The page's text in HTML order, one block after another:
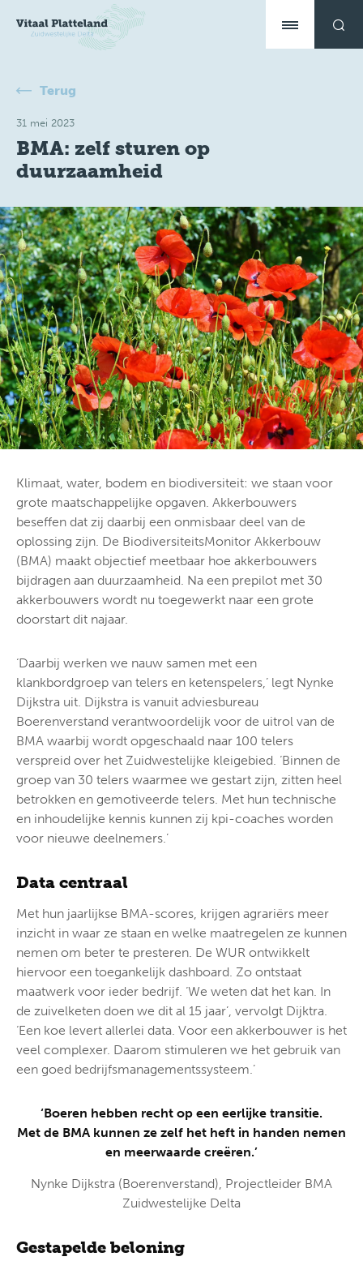
Terug
31 mei 2023
BMA: zelf sturen op
duurzaamheid
Klimaat, water, bodem en biodiversiteit: we staan voor
grote maatschappelijke opgaven. Akkerbouwers
beseffen dat zij daarbij een onmisbaar deel van de
oplossing zijn. De BiodiversiteitsMonitor Akkerbouw
(BMA) maakt objectief meetbaar hoe akkerbouwers
bijdragen aan duurzaamheid. Na een prepilot met 30
akkerbouwers wordt nu toegewerkt naar een grote
doorstart dit najaar.
‘Daarbij werken we nauw samen met een
klankbordgroep van telers en ketenspelers,’ legt Nynke
Dijkstra uit. Dijkstra is vanuit adviesbureau
Boerenverstand verantwoordelijk voor de uitrol van de
BMA waarbij wordt opgeschaald naar 100 telers
verspreid over het Zuidwestelijke kleigebied. ‘Binnen de
groep van 30 telers waarmee we gestart zijn, zitten heel
betrokken en gemotiveerde telers. Met hun technische
en inhoudelijke kennis kunnen zij kpi-coaches worden
voor nieuwe deelnemers.’
Data centraal
Met hun jaarlijkse BMA-scores, krijgen agrariërs meer
inzicht in waar ze staan en welke maatregelen ze kunnen
nemen om beter te presteren. De WUR ontwikkelt
hiervoor een toegankelijk dashboard. Zo ontstaat
maatwerk voor ieder bedrijf. ‘We weten dat het kan. In
de zuivelketen doen we dit al 15 jaar’, vervolgt Dijktra.
‘Een koe levert allerlei data. Voor een akkerbouwer is het
veel complexer. Daarom stimuleren we het gebruik van
een goed bedrijfsmanagementssysteem.’
‘Boeren hebben recht op een eerlijke transitie.
Met de BMA kunnen ze zelf het heft in handen nemen
en meerwaarde creëren.’
Nynke Dijkstra (Boerenverstand), Projectleider BMA
Zuidwestelijke Delta
Gestapelde beloning